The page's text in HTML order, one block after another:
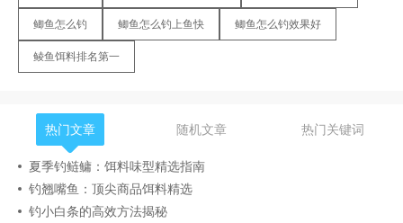
鲫鱼怎么钓 鲫鱼怎么钓上鱼快 鲫鱼怎么钓效果好
鲮鱼饵料排名第一
热门文章 随机文章 热门关键词
夏季钓鲢鳙：饵料味型精选指南
钓翘嘴鱼：顶尖商品饵料精选
钓小白条的高效方法揭秘